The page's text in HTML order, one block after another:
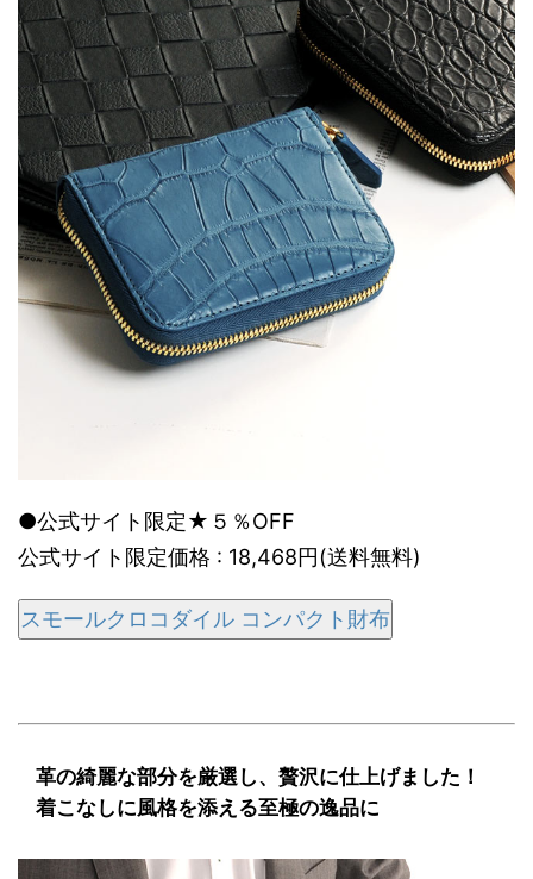
●公式サイト限定★５％OFF
公式サイト限定価格 : 18,468円(送料無料)
スモールクロコダイル コンパクト財布
革の綺麗な部分を厳選し、贅沢に仕上げました！
着こなしに風格を添える至極の逸品に